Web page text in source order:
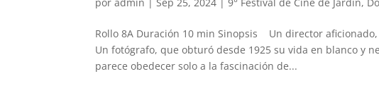
Rollo 8A Duración 10 min Sinopsis Un director
Un fotógrafo, que obturó desde 1925 su vida en blanco y
parece obedecer solo a la fascinación de...